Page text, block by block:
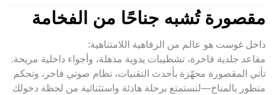
مقصورة تُشبه جناحًا من الفخامة
داخل غوست هو عالم من الرفاهية اللامتناهية:
مقاعد جلدية فاخرة، تشطيبات يدوية مذهلة، وأجواء داخلية مريحة.
تأتي المقصورة مجهّزة بأحدث التقنيات، نظام صوتي فاخر، وتحكم
متطور بالمناخ—لتستمتع برحلة هادئة واستثنائية من لحظة دخولك